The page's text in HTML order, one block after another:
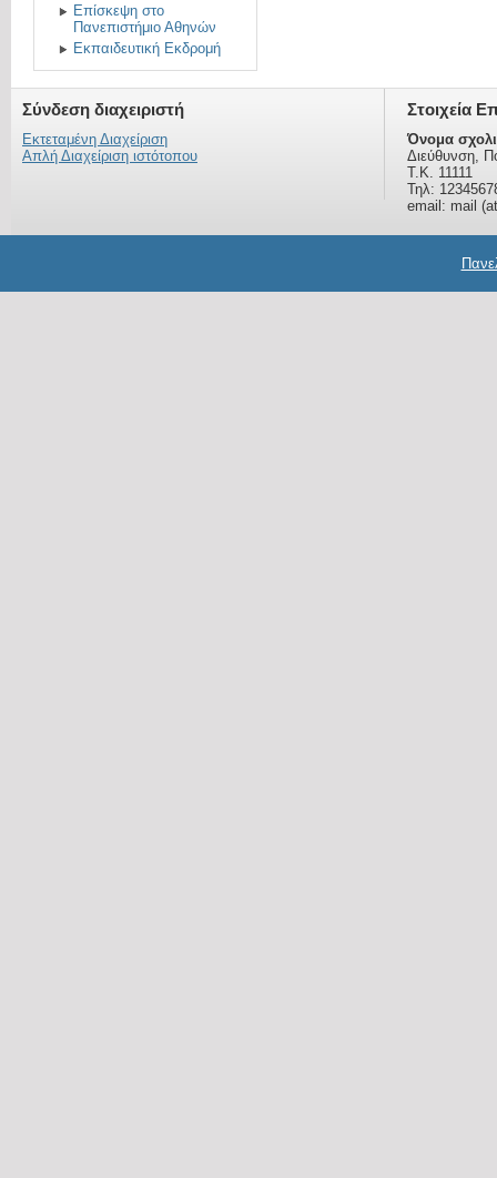
Επίσκεψη στο
Πανεπιστήμιο Αθηνών
Εκπαιδευτική Εκδρομή
Σύνδεση διαχειριστή
Εκτεταμένη Διαχείριση
Απλή Διαχείριση ιστότοπου
Στοιχεία
Όνομα
Διεύθυνση,
Τ.Κ. 11111
Τηλ:
email: mail